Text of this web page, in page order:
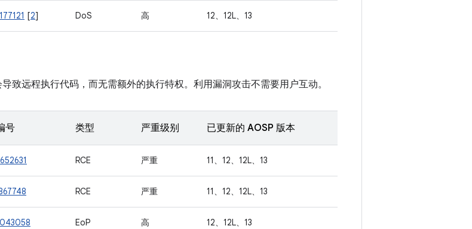
[2] DoS 高 12、12L、13
致远程执行代码，而无需额外的执行特权。利用漏洞攻击不需要用户互动。
号 类型 严重级别 已更新的 AOSP 版本
RCE 严重 11、12、12L、13
RCE 严重 11、12、12L、13
EoP 高 12、12L、13